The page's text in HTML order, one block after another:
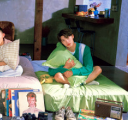
「我很謝謝他當時沒有給我
帳。」然而，喪子之痛仍將
毒前科，2014年赴中國大
維持正常作息、專心陪伴
再度沉淪，甚至拿兒子的死
念的雙重折磨下，他認為自
往北宜公路，一邊狂飆一邊